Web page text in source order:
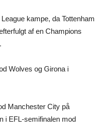
kampe, da Tottenham
af en Champions
Wolves og Girona i
Manchester City på
i EFL-semifinalen mod